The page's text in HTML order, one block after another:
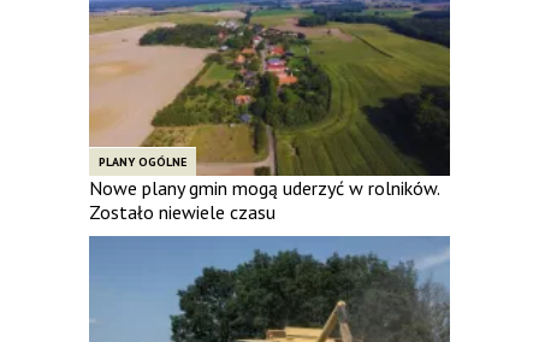
PLANY OGÓLNE
Nowe plany gmin mogą uderzyć w rolników.
Zostało niewiele czasu